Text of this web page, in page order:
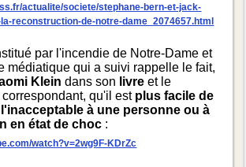
actualite/societe/stephane-bern-et-jack-
reconstruction-de-notre-dame_2074657.html
par l'incendie de Notre-Dame et
médiatique qui a suivi rappelle le fait,
Klein dans son livre et le
correspondant, qu'il est plus facile de
à une personne ou à
en état de choc :
watch?v=2wg9F-KDrZc